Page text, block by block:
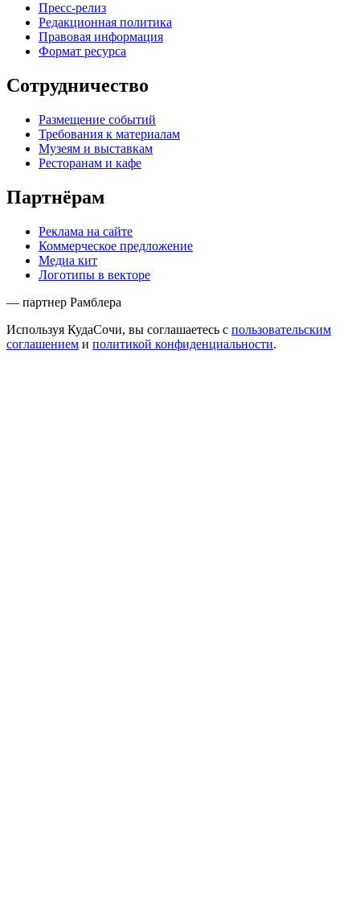
Пресс-релиз
Редакционная политика
Правовая информация
Формат ресурса
Сотрудничество
Размещение событий
Требования к материалам
Музеям и выставкам
Ресторанам и кафе
Партнёрам
Реклама на сайте
Коммерческое предложение
Медиа кит
Логотипы в векторе
— партнер Рамблера
Используя КудаСочи, вы соглашаетесь с пользовательским
соглашением и политикой конфиденциальности.